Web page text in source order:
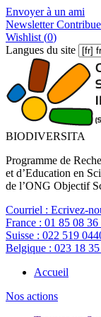
Envoyer à un ami
Newsletter
Wishlist (0)
Langues du site
BIODIVERSITA
Programme de
et d’Education en
de l’ONG Objectif
Courriel : Ecrivez-
France : 01 85 08 36
Suisse : 022 519
Belgique : 023 18
Accueil
Nos actions